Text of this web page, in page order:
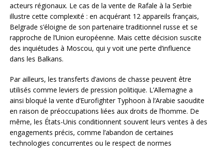
acteurs régionaux. Le cas de la vente de Rafale à la Serbie
illustre cette complexité : en acquérant 12 appareils français,
Belgrade s’éloigne de son partenaire traditionnel russe et se
rapproche de l’Union européenne. Mais cette décision suscite
des inquiétudes à Moscou, qui y voit une perte d’influence
dans les Balkans.
Par ailleurs, les transferts d’avions de chasse peuvent être
utilisés comme leviers de pression politique. L’Allemagne a
ainsi bloqué la vente d’Eurofighter Typhoon à l’Arabie saoudite
en raison de préoccupations liées aux droits de l’homme. De
même, les États-Unis conditionnent souvent leurs ventes à des
engagements précis, comme l’abandon de certaines
technologies concurrentes ou le respect de normes